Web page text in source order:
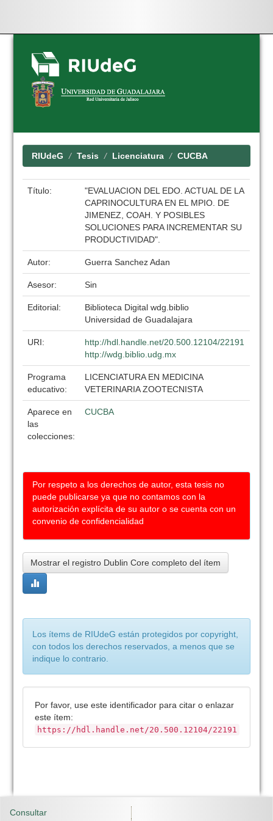
Skip
navigation
RIUdeG Tesis Licenciatura CUCBA
Título:
"EVALUACION DEL EDO. ACTUAL DE LA
CAPRINOCULTURA EN EL MPIO. DE
JIMENEZ, COAH. Y POSIBLES
SOLUCIONES PARA INCREMENTAR SU
PRODUCTIVIDAD".
Autor: Guerra Sanchez Adan
Asesor: Sin
Editorial:
Biblioteca Digital wdg.biblio
Universidad de Guadalajara
URI:
http://hdl.handle.net/20.500.12104/22191
http://wdg.biblio.udg.mx
Programa
educativo:
LICENCIATURA EN MEDICINA
VETERINARIA ZOOTECNISTA
Aparece en
las
colecciones:
CUCBA
Por respeto a los derechos de autor, esta tesis no
puede publicarse ya que no contamos con la
autorización explícita de su autor o se cuenta con un
convenio de confidencialidad
Mostrar el registro Dublin Core completo del ítem
Los ítems de RIUdeG están protegidos por copyright,
con todos los derechos reservados, a menos que se
indique lo contrario.
Por favor, use este identificador para citar o enlazar
este ítem:
https://hdl.handle.net/20.500.12104/22191
Consultar